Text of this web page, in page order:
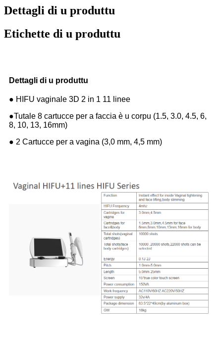
Dettagli di u produttu
Etichette di u produttu
Dettagli di u produttu
● HIFU vaginale 3D 2 in 1 11 linee
●Tutale 8 cartucce per a faccia è u corpu (1.5, 3.0, 4.5, 6,
8, 10, 13, 16mm)
● 2 Cartucce per a vagina (3,0 mm, 4,5 mm)